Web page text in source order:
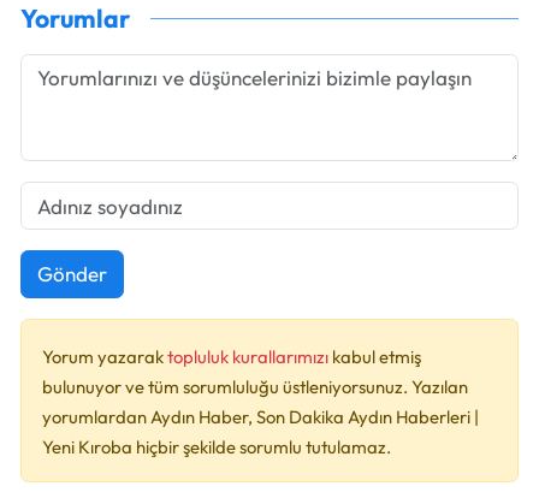
Yorumlar
Gönder
Yorum yazaraktopluluk kurallarımızı kabul etmiş
bulunuyor ve tüm sorumluluğu üstleniyorsunuz. Yazılan
yorumlardan Aydın Haber, Son Dakika Aydın Haberleri |
Yeni Kıroba hiçbir şekilde sorumlu tutulamaz.